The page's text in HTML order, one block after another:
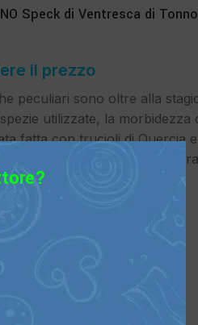
Speck di Ventresca di
il prezzo
peculiari sono oltre alla
utilizzate, la morbidezza
fatta con trucioli di Quercia
celle con umidità e